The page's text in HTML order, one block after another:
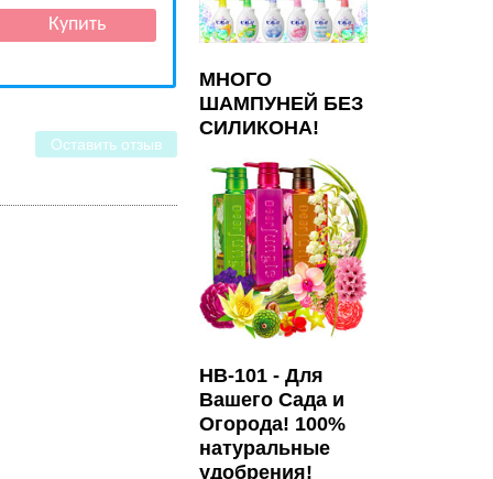
Оставить отзыв
МНОГО
ШАМПУНЕЙ БЕЗ
СИЛИКОНА!
HB-101 - Для
Вашего Сада и
Огорода! 100%
натуральные
удобрения!